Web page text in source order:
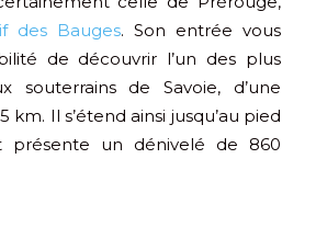
des Bauges. Son entrée vous
de découvrir l’un des plus
souterrains de Savoie, d’une
km. Il s’étend ainsi jusqu’au pied
présente un dénivelé de 860